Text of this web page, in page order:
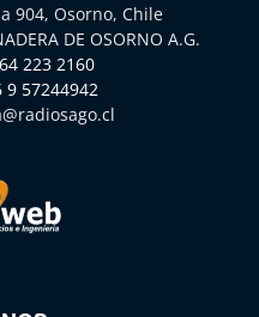
904, Osorno, Chile
DE OSORNO A.G.
223 2160
9 57244942